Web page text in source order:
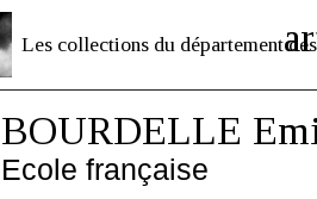
Les collections du département des
BOURDELLE
Ecole française